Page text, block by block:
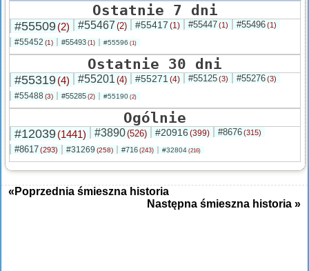
Ostatnie 7 dni
#55509(2) #55467 (2) #55417 (1) #55447(1) #55496(1)
#55452 (1) #55493 (1) #55596 (1)
Ostatnie 30 dni
#55319(4) #55201 (4) #55271 (4) #55125(3) #55276(3)
#55488 (3) #55285 (2) #55190 (2)
Ogólnie
#12039(1441) #3890(526) #20916 (399) #8676(315)
#8617(293) #31269 (258) #716 (243) #32804 (216)
«Poprzednia śmieszna historia
Następna śmieszna historia »